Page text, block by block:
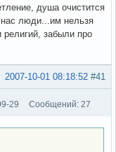
душа очистится
люди...им нельзя
религий, забыли про
#41
2007-10-01 08:18:52
29 Сообщений: 27